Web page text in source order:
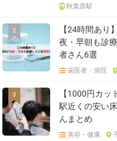
秋葉原駅
2
【24時間あり
夜・早朝も診
者さん6選
歯医者・病院
3
【1000円カッ
駅近くの安い
んまとめ
美容・健康